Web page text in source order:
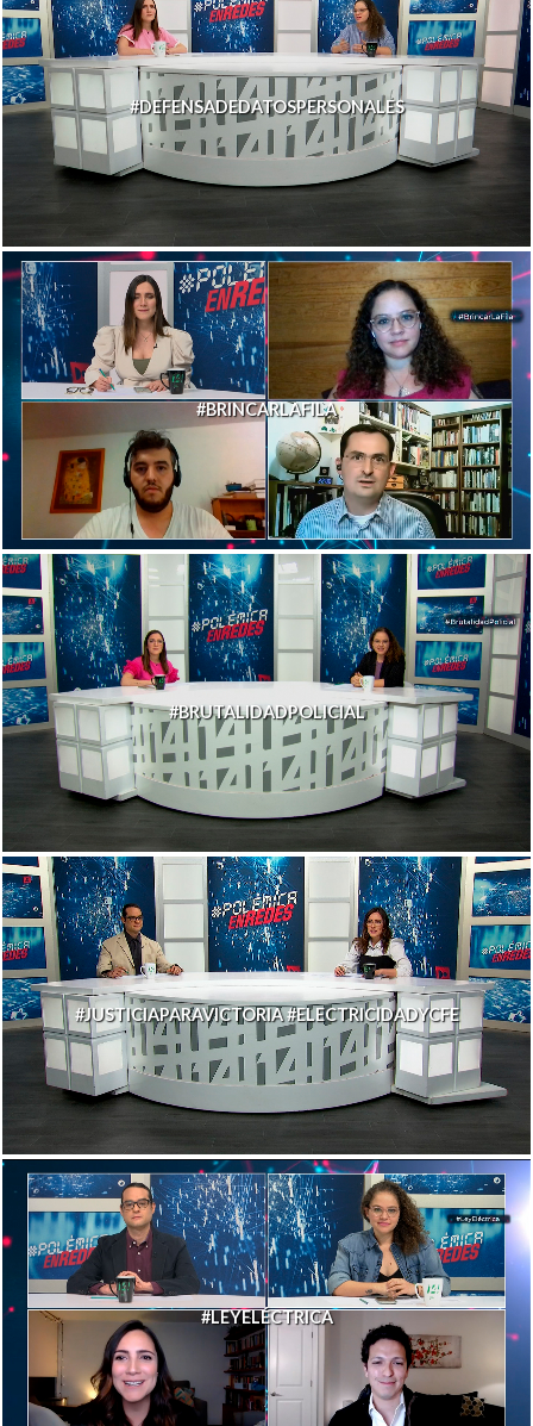
#DEFENSADEDATOSPERSONALES
#BRINCARLAFILA
#BRUTALIDADPOLICIAL
#JUSTICIAPARAVICTORIA #ELECTRICIDADYCFE
#LEYELÉCTRICA